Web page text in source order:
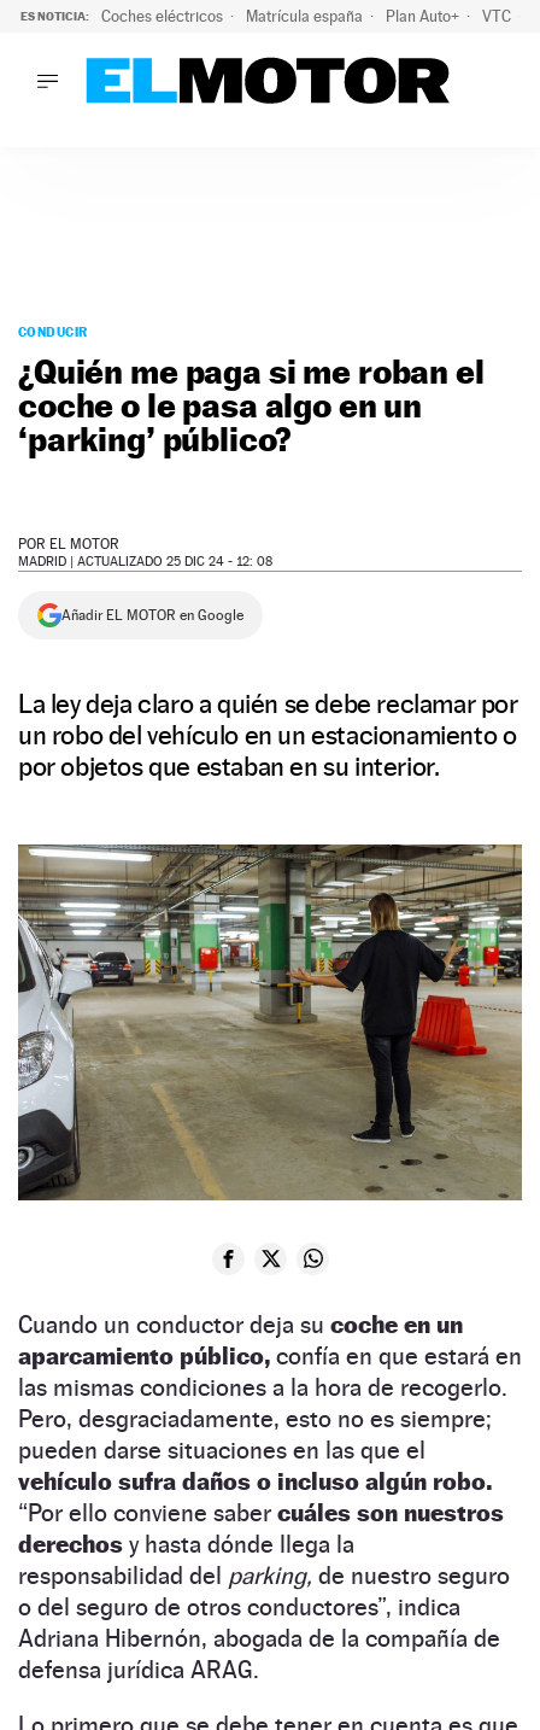
ES NOTICIA: Coches eléctricos Matrícula españa Plan Auto+ VTC
PODCAST
MOTOS
TECNOLOGÍA
SUPERCOCHES
MOTORTV
NEWSLETTER
CONDUCIR
¿Quién me paga si me roban el
coche o le pasa algo en un
‘parking’ público?
POR EL MOTOR
MADRID | ACTUALIZADO 25 DIC 24 - 12: 08
Añadir EL MOTOR en Google
La ley deja claro a quién se debe reclamar por
un robo del vehículo en un estacionamiento o
por objetos que estaban en su interior.
Cuando un conductor deja su coche en un
aparcamiento público, confía en que estará en
las mismas condiciones a la hora de recogerlo.
Pero, desgraciadamente, esto no es siempre;
pueden darse situaciones en las que el
vehículo sufra daños o incluso algún robo.
“Por ello conviene saber cuáles son nuestros
derechos y hasta dónde llega la
responsabilidad del parking, de nuestro seguro
o del seguro de otros conductores”, indica
Adriana Hibernón, abogada de la compañía de
defensa jurídica ARAG.